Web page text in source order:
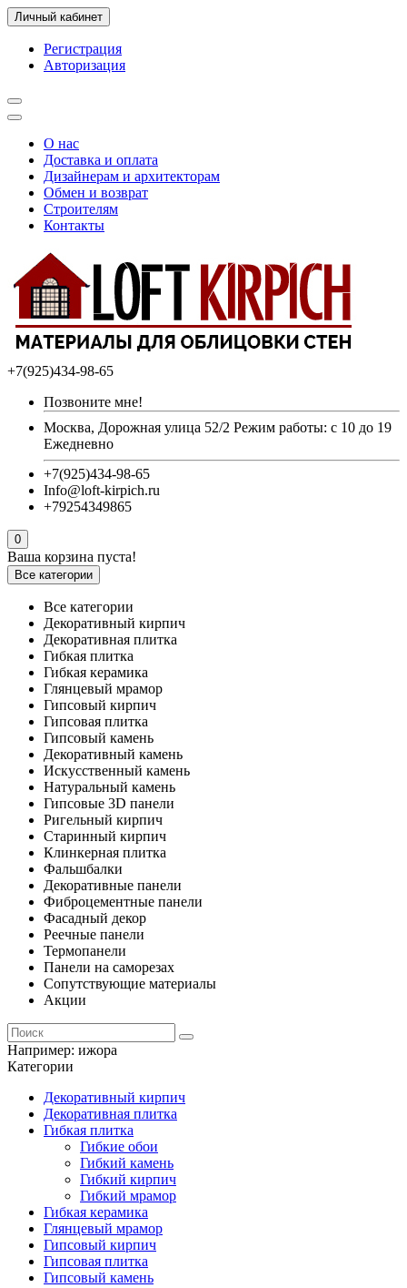
Личный кабинет
Регистрация
Авторизация
О нас
Доставка и оплата
Дизайнерам и архитекторам
Обмен и возврат
Строителям
Контакты
+7(925)434-98-65
Позвоните мне!
Москва, Дорожная улица 52/2 Режим работы: с 10 до 19
Ежедневно
+7(925)434-98-65
Info@loft-kirpich.ru
+79254349865
0
Ваша корзина пуста!
Все категории
Все категории
Декоративный кирпич
Декоративная плитка
Гибкая плитка
Гибкая керамика
Глянцевый мрамор
Гипсовый кирпич
Гипсовая плитка
Гипсовый камень
Декоративный камень
Искусственный камень
Натуральный камень
Гипсовые 3D панели
Ригельный кирпич
Старинный кирпич
Клинкерная плитка
Фальшбалки
Декоративные панели
Фиброцементные панели
Фасадный декор
Реечные панели
Термопанели
Панели на саморезах
Сопутствующие материалы
Акции
Например: ижора
Категории
Декоративный кирпич
Декоративная плитка
Гибкая плитка
Гибкие обои
Гибкий камень
Гибкий кирпич
Гибкий мрамор
Гибкая керамика
Глянцевый мрамор
Гипсовый кирпич
Гипсовая плитка
Гипсовый камень